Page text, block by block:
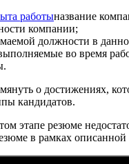
название
компании;
должности в
во время
о достижениях,
кандидатов.
этапе резюме
в рамках